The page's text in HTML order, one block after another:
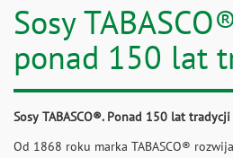
Sosy
ponad 150 lat
Sosy TABASCO®. Ponad 150 lat tradycji
Od 1868 roku marka TABASCO®